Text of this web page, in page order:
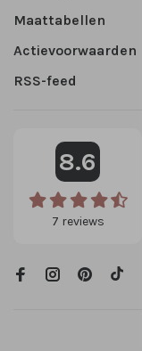
Maattabellen
Actievoorwaarden
RSS-feed
8.6
7 reviews